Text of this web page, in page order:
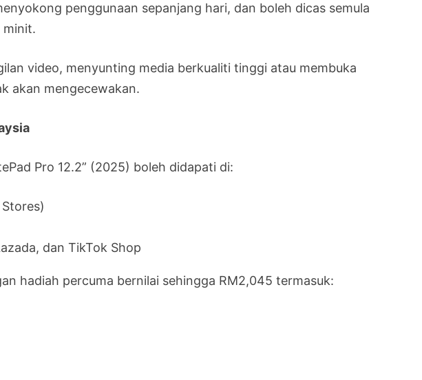
penggunaan sepanjang hari, dan boleh dicas semula
minit.
video, menyunting media berkualiti tinggi atau membuka
akan mengecewakan.
Pro 12.2” (2025) boleh didapati di:
dan TikTok Shop
hadiah percuma bernilai sehingga RM2,045 termasuk: